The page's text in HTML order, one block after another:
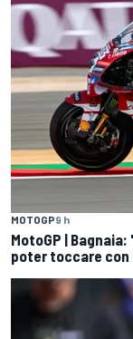
MOTOGP9 h
MotoGP |
poter toccare